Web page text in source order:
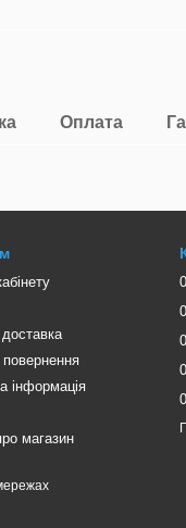
Оплата
інформація
магазин